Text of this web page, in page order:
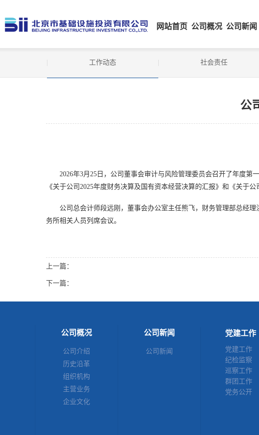
网站首页 公司概况 公司新闻
工作动态 社会责任
公
2026年3月25日，公司董事会审计与风险管理委员会召开了年度第
《关于公司2025年度财务决算及国有资本经营决算的汇报》和《关于
公司总会计师段远刚，董事会办公室主任熊飞，财务管理部总经
务所相关人员列席会议。
上一篇：
下一篇：
公司概况
公司介绍
历史沿革
组织机构
主营业务
企业文化
公司新闻
公司新闻
党建工作
党建工作
纪检监察
巡察工作
群团工作
党务公开